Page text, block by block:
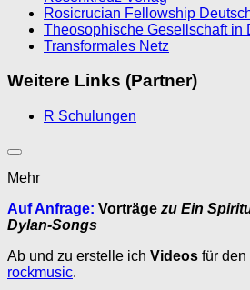
Rosicrucian Fellowship
Theosophische Gesellschaft in
Transformales Netz
Weitere Links (Partner)
R Schulungen
Mehr
Auf Anfrage: Vorträge zu Ein
Dylan-Songs
Ab und zu erstelle ich Videos für den
rockmusic.